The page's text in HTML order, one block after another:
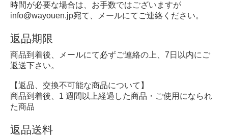
時間が必要な場合は、お手数ではございますが
info@wayouen.jp宛て、メールにてご連絡ください。
返品期限
商品到着後、メールにて必ずご連絡の上、7日以内にご
返送下さい。
【返品、交換不可能な商品について】
商品到着後、1 週間以上経過した商品・ご使用になられ
た商品
返品送料